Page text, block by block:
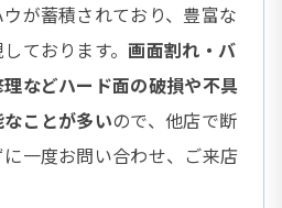
が蓄積されており、豊富な
ております。画面割れ・バ
などハード面の破損や不具
ことが多いので、他店で断
一度お問い合わせ、ご来店